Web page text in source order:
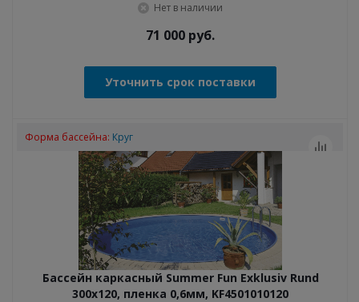
Нет в наличии
71 000 руб.
Уточнить срок поставки
Бассейн каркасный Summer Fun Exklusiv Rund
300x120, пленка 0,6мм, KF4501010120
Форма бассейна: Круг